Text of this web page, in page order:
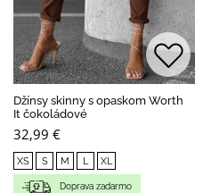
Džínsy skinny s opaskom Worth
It čokoládové
32,99 €
XS S M L XL
Doprava zadarmo